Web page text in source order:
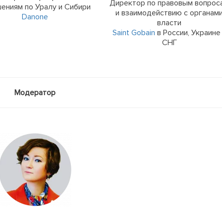
по Уралу и Сибири
Danone
Директор по правовым
и взаимодействию с
власти
Saint Gobain в России, Украине
СНГ
Модератор